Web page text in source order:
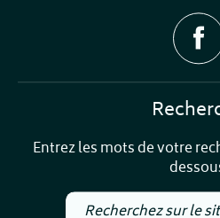
Entrez les mots de votre
Recherchez